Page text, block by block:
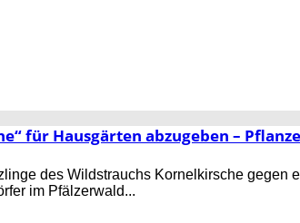
für Hausgärten abzugeben –
des Wildstrauchs Kornelkirsche gegen
im Pfälzerwald...